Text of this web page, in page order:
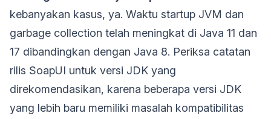
kebanyakan kasus, ya. Waktu startup JVM dan
garbage collection telah meningkat di Java 11 dan
17 dibandingkan dengan Java 8. Periksa catatan
rilis SoapUI untuk versi JDK yang
direkomendasikan, karena beberapa versi JDK
yang lebih baru memiliki masalah kompatibilitas